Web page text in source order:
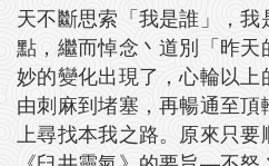
天不斷思索「我是誰」，
點，繼而悼念丶道別「昨
妙的變化出現了，心輪以
由刺麻到堵塞，再暢通至
上尋找本我之路。原來只